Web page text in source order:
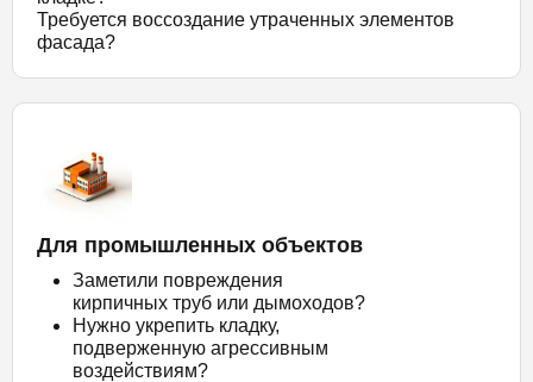
Требуется воссоздание утраченных элементов
фасада?
Для промышленных объектов
Заметили повреждения
кирпичных труб или дымоходов?
Нужно укрепить кладку,
подверженную агрессивным
воздействиям?